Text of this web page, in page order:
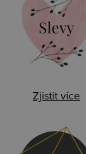
Slevy
Zjistit více